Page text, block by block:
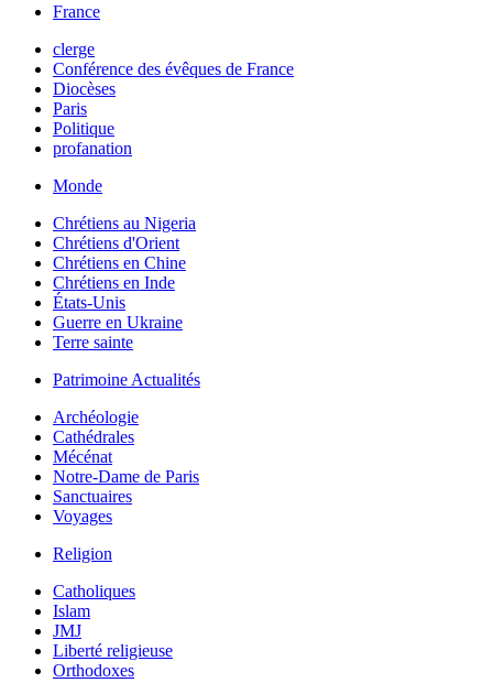
France
clerge
Conférence des évêques de France
Diocèses
Paris
Politique
profanation
Monde
Chrétiens au Nigeria
Chrétiens d'Orient
Chrétiens en Chine
Chrétiens en Inde
États-Unis
Guerre en Ukraine
Terre sainte
Patrimoine Actualités
Archéologie
Cathédrales
Mécénat
Notre-Dame de Paris
Sanctuaires
Voyages
Religion
Catholiques
Islam
JMJ
Liberté religieuse
Orthodoxes